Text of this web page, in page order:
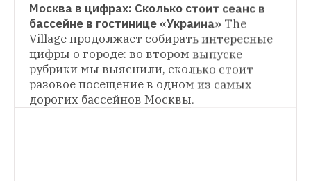
МОСКВА В ЦИФРАХ
Москва в цифрах: Сколько мужчин
уступают место в метро?The Village
запускает новую рубрику, в которой будет
публиковать самые интересные цифры о
городе.
Москва в цифрах: Сколько стоит сеанс в
бассейне в гостинице «Украина» The
Village продолжает собирать интересные
цифры о городе: во втором выпуске
рубрики мы выяснили, сколько стоит
разовое посещение в одном из самых
дорогих бассейнов Москвы.